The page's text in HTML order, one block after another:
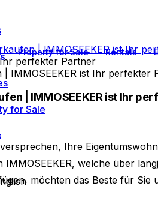
Property for Sale Rentals
for Sale
| IMMOSEEKER ist Ihr
perfekter Partner
IMMOSEEKER ist Ihr perfekter
| IMMOSEEKER ist Ihr
Ihre
welche über
möchten das Beste für Sie